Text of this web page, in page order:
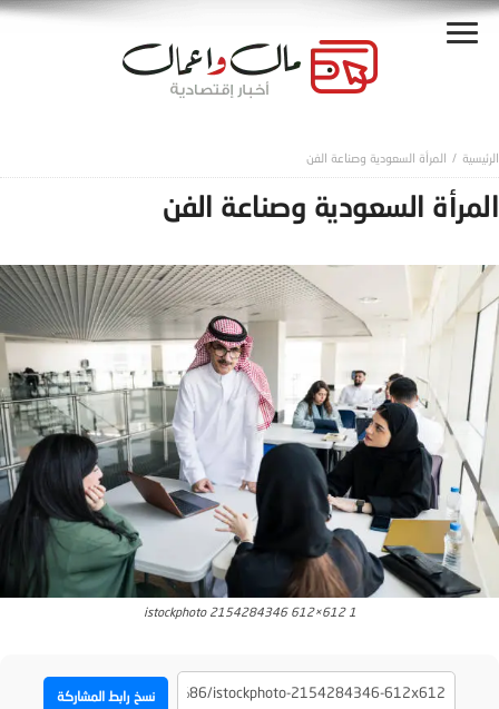
المرأة السعودية وصناعة الفن
المرأة السعودية وصناعة الفن
istockphoto 2154284346 612×612 1
نسخ رابط المشاركة